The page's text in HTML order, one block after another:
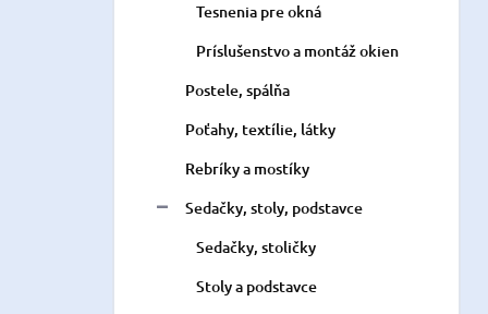
Tesnenia pre okná
Príslušenstvo a montáž okien
Postele, spálňa
Poťahy, textílie, látky
Rebríky a mostíky
Sedačky, stoly, podstavce
Sedačky, stoličky
Stoly a podstavce